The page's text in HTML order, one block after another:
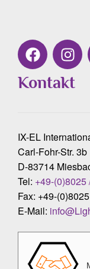
Kontakt
IX-EL
Carl-Fohr-Str. 3b
D-83714
Tel: +49-(0)8025
Fax: +49-
E-Mail: